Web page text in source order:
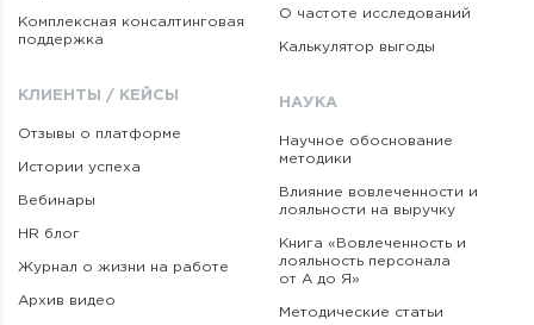
Комплексная консалтинговая
поддержка
КЛИЕНТЫ / КЕЙСЫ
Отзывы о платформе
Истории успеха
Вебинары
HR блог
Журнал о жизни на работе
Архив видео
О частоте исследований
Калькулятор выгоды
НАУКА
Научное обоснование
методики
Влияние вовлеченности и
лояльности на выручку
Книга «Вовлеченность и
лояльность персонала
от А до Я»
Методические статьи